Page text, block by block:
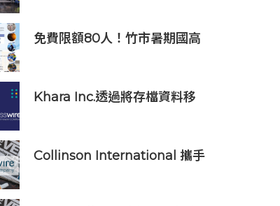
免費限額80人！竹市暑期國高
Khara Inc.透過將存檔資料移
理成本
Collinson International 攜手